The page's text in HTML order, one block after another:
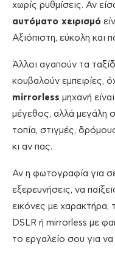
χωρίς ρυθμίσεις. Αν
αυτόματο χειρισμό
Αξιόπιστη, εύκολη και
Άλλοι αγαπούν τα
κουβαλούν εμπειρίες,
mirrorless μηχανή
μέγεθος, αλλά μεγάλη
τοπία, στιγμές,
κι αν πας.
Αν η φωτογραφία για
εξερευνήσεις, να
εικόνες με χαρακτήρα,
DSLR ή mirrorless με
το εργαλείο σου για